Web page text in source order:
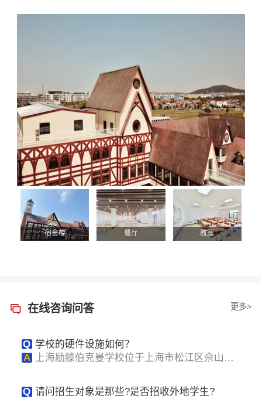
宿舍楼 餐厅 教室
在线咨询问答 更多>
Q 学校的硬件设施如何？
A
上海励滕伯克曼学校位于上海市松江区佘山脚
Q 请问招生对象是那些?是否招收外地学生?